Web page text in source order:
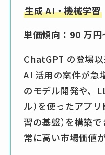
生成 AI・機械学習
単価傾向：90 万
ChatGPT の登場
AI 活用の案件が急
のモデル開発や、
ル）を使ったアプ
習の基盤）を構築
常に高い市場価値